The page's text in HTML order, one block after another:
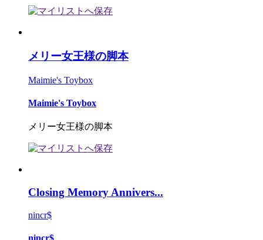
メリー女王様の脚本
Maimie's Toybox
Maimie's Toybox
メリー女王様の脚本
Closing Memory Annivers...
nincr$
nincr$